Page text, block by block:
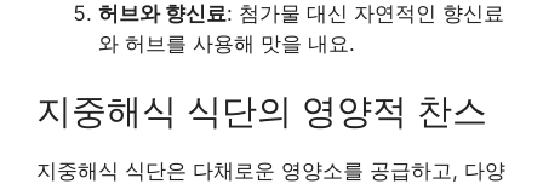
허브와 향신료: 첨가물 대신 자연적인 향신료
와 허브를 사용해 맛을 내요.
지중해식 식단의 영양적 찬스
지중해식 식단은 다채로운 영양소를 공급하고, 다양